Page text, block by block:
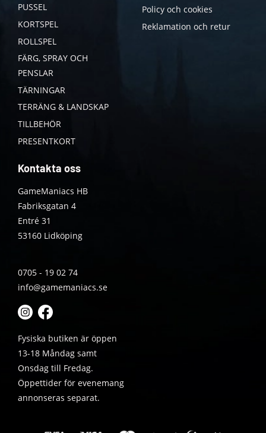
PUSSEL
KORTSPEL
ROLLSPEL
FÄRG, SPRAY OCH
PENSLAR
TÄRNINGAR
TERRÄNG & LANDSKAP
TILLBEHÖR
PRESENTKORT
Policy och cookies
Reklamation och retur
Kontakta oss
GameManiacs HB
Fabriksgatan 4
Entré 31
53160 Lidköping
0705 - 19 02 74
info@gamemaniacs.se
Fysiska butiken är öppen
13-18 Måndag samt
Onsdag till Fredag.
Öppettider för evenemang
annonseras separat.